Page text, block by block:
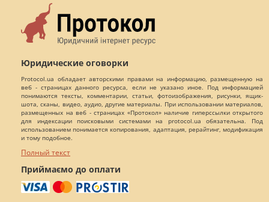
Юридические оговорки
Protocol.ua обладает авторскими правами на информацию, размещенную на
веб - страницах данного ресурса, если не указано иное. Под информацией
понимаются тексты, комментарии, статьи, фотоизображения, рисунки, ящик-
шота, сканы, видео, аудио, другие материалы. При использовании материалов,
размещенных на веб - страницах «Протокол» наличие гиперссылки открытого
для индексации поисковыми системами на protocol.ua обязательна. Под
использованием понимается копирования, адаптация, рерайтинг, модификация
и тому подобное.
Полный текст
Приймаємо до оплати